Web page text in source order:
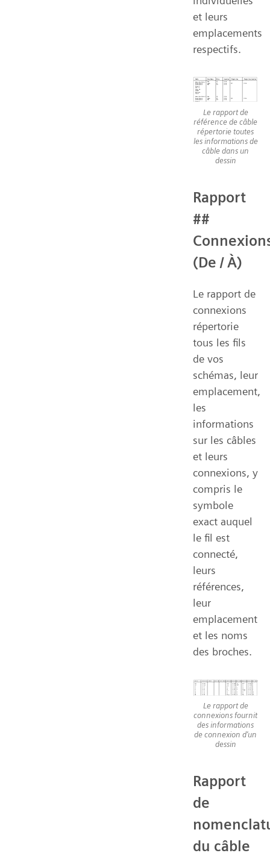
et leurs
emplacements
respectifs.
Le rapport de
référence de câble
répertorie toutes
les informations de
câble dans un
dessin
Rapport
##
(De / À)
Le rapport de
connexions
répertorie
tous les fils
de vos
schémas, leur
emplacement,
les
informations
sur les câbles
et leurs
connexions, y
compris le
symbole
exact auquel
le fil est
connecté,
leurs
références,
leur
emplacement
et les noms
des broches.
Le rapport de
connexions fournit
des informations
de connexion d'un
dessin
Rapport
de
du câble